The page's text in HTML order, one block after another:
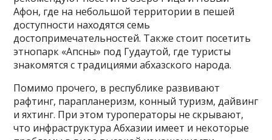
Афон, где на небольшой территории в пешей
доступности находятся семь
достопримечательностей. Также стоит посетить
этнопарк «Апсны» под Гудаутой, где туристы
знакомятся с традициями абхазского народа.
Помимо прочего, в республике развивают
рафтинг, парапланеризм, конный туризм, дайвинг
и яхтинг. При этом туроператоры не скрывают,
что инфраструктура Абхазии имеет и некоторые